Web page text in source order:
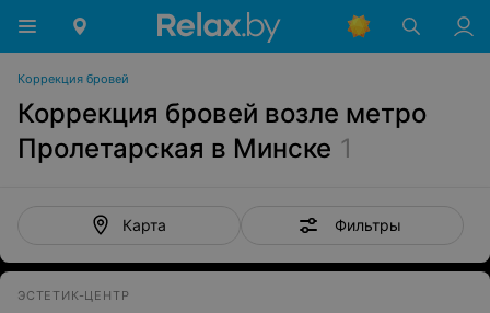
Коррекция бровей
Коррекция бровей возле метро
Пролетарская в Минске 1
Карта Фильтры
ЭСТЕТИК-ЦЕНТР